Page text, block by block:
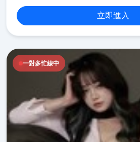
立即進入
一對多忙線中